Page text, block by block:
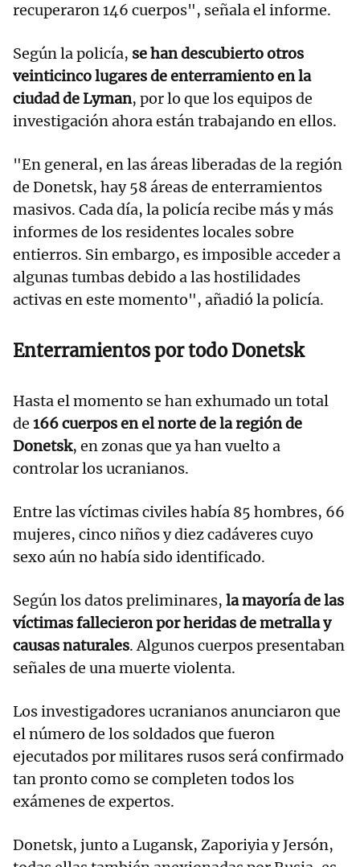
recuperaron 146 cuerpos", señala el informe.
Según la policía, se han descubierto otros
veinticinco lugares de enterramiento en la
ciudad de Lyman, por lo que los equipos de
investigación ahora están trabajando en ellos.
"En general, en las áreas liberadas de la región
de Donetsk, hay 58 áreas de enterramientos
masivos. Cada día, la policía recibe más y más
informes de los residentes locales sobre
entierros. Sin embargo, es imposible acceder a
algunas tumbas debido a las hostilidades
activas en este momento", añadió la policía.
Enterramientos por todo Donetsk
Hasta el momento se han exhumado un total
de 166 cuerpos en el norte de la región de
Donetsk, en zonas que ya han vuelto a
controlar los ucranianos.
Entre las víctimas civiles había 85 hombres, 66
mujeres, cinco niños y diez cadáveres cuyo
sexo aún no había sido identificado.
Según los datos preliminares, la mayoría de las
víctimas fallecieron por heridas de metralla y
causas naturales. Algunos cuerpos presentaban
señales de una muerte violenta.
Los investigadores ucranianos anunciaron que
el número de los soldados que fueron
ejecutados por militares rusos será confirmado
tan pronto como se completen todos los
exámenes de expertos.
Donetsk, junto a Lugansk, Zaporiyia y Jersón,